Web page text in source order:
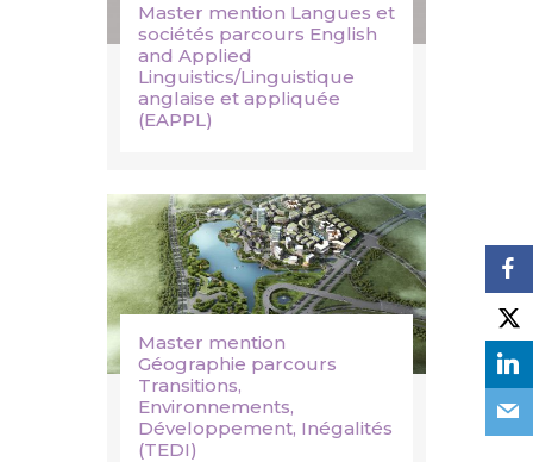
Master mention Langues et
sociétés parcours English
and Applied
Linguistics/Linguistique
anglaise et appliquée
(EAPPL)
Master mention
Géographie parcours
Transitions,
Environnements,
Développement, Inégalités
(TEDI)